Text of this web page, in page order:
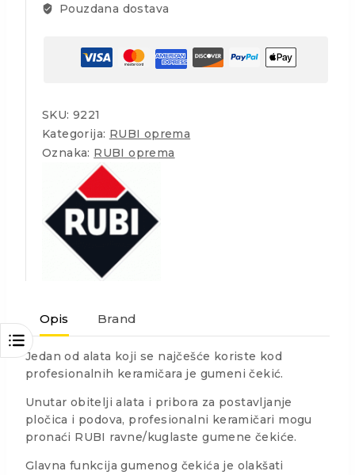
Pouzdana dostava
SKU: 9221
Kategorija: RUBI oprema
Oznaka: RUBI oprema
Opis Brand
Jedan od alata koji se najčešće koriste kod
profesionalnih keramičara je gumeni čekić.
Unutar obitelji alata i pribora za postavljanje
pločica i podova, profesionalni keramičari mogu
pronaći RUBI ravne/kuglaste gumene čekiće.
Glavna funkcija gumenog čekića je olakšati